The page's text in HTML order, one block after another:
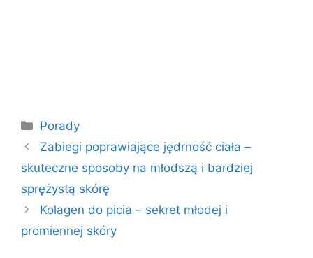
Kategorie
Porady
Zabiegi poprawiające jędrność ciała –
skuteczne sposoby na młodszą i bardziej
sprężystą skórę
Kolagen do picia – sekret młodej i
promiennej skóry